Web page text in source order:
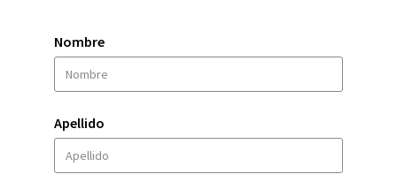
Nombre
Apellido